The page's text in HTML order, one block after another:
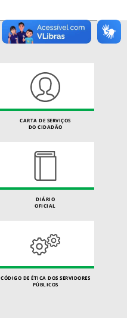
CARTA DE SERVIÇOS
DO CIDADÃO
DIÁRIO
OFICIAL
CÓDIGO DE ÉTICA DOS SERVIDORES
PÚBLICOS